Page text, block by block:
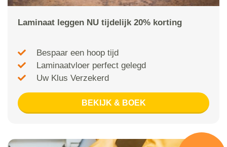
Laminaat leggen NU tijdelijk 20% korting
Bespaar een hoop tijd
Laminaatvloer perfect gelegd
Uw Klus Verzekerd
BEKIJK & BOEK